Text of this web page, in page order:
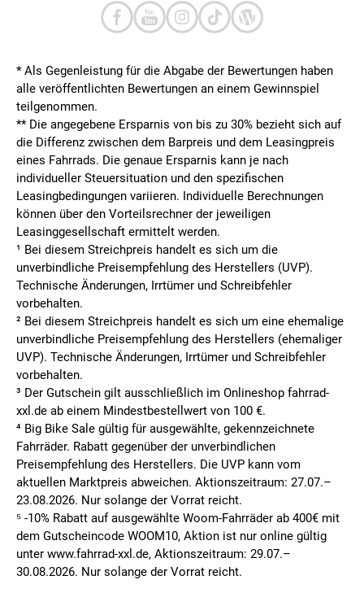
* Als Gegenleistung für die Abgabe der Bewertungen haben
alle veröffentlichten Bewertungen an einem Gewinnspiel
teilgenommen.
** Die angegebene Ersparnis von bis zu 30% bezieht sich auf
die Differenz zwischen dem Barpreis und dem Leasingpreis
eines Fahrrads. Die genaue Ersparnis kann je nach
individueller Steuersituation und den spezifischen
Leasingbedingungen variieren. Individuelle Berechnungen
können über den Vorteilsrechner der jeweiligen
Leasinggesellschaft ermittelt werden.
¹ Bei diesem Streichpreis handelt es sich um die
unverbindliche Preisempfehlung des Herstellers (UVP).
Technische Änderungen, Irrtümer und Schreibfehler
vorbehalten.
² Bei diesem Streichpreis handelt es sich um eine ehemalige
unverbindliche Preisempfehlung des Herstellers (ehemaliger
UVP). Technische Änderungen, Irrtümer und Schreibfehler
vorbehalten.
³ Der Gutschein gilt ausschließlich im Onlineshop fahrrad-
xxl.de ab einem Mindestbestellwert von 100 €.
⁴ Big Bike Sale gültig für ausgewählte, gekennzeichnete
Fahrräder. Rabatt gegenüber der unverbindlichen
Preisempfehlung des Herstellers. Die UVP kann vom
aktuellen Marktpreis abweichen. Aktionszeitraum: 27.07.–
23.08.2026. Nur solange der Vorrat reicht.
⁵ -10% Rabatt auf ausgewählte Woom-Fahrräder ab 400€ mit
dem Gutscheincode WOOM10, Aktion ist nur online gültig
unter www.fahrrad-xxl.de, Aktionszeitraum: 29.07.–
30.08.2026. Nur solange der Vorrat reicht.